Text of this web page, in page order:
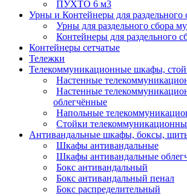
ПУХТО 6 м3
Урны и Контейнеры для раздельного
Урны для раздельного сбора
Контейнеры для раздельного
Контейнеры сетчатые
Тележки
Телекоммуникационные шкафы,
Настенные
Настенные
облегчённые
Напольные
Стойки
Антивандальные шкафы, боксы,
Шкафы антивандальные
Шкафы антивандальные
Бокс антивандальный
Бокс антивандальный пенал
Бокс распределительный